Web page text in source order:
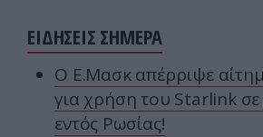
ΕΙΔΗΣΕΙΣ ΣΗΜΕΡΑ
O E.Mασκ απέρριψε
για χρήση του Starlink
εντός Ρωσίας!